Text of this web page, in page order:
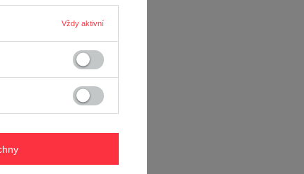
Fiskars X-Series L
Vždy aktivní